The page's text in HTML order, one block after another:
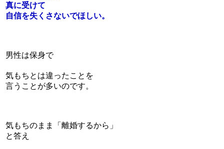
真に受けて
自信を失くさないでほしい。
男性は保身で
気もちとは違ったことを
言うことが多いのです。
気もちのまま「離婚するから」
と答え